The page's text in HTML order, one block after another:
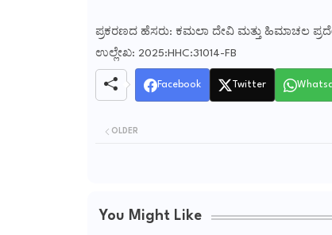
ಪ್ರಕರಣದ ಹೆಸರು: ಕಮಲಾ ದೇವಿ ಮತ್ತು ಹಿಮಾಚಲ
ಉಲ್ಲೇಖ: 2025:HHC:31014-FB
Facebook Twitter
OLDER
You Might Like